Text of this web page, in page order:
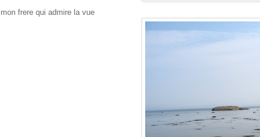
mon frere qui admire la vue